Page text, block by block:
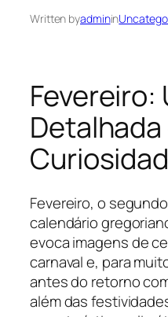
Written byadminin
Fevereiro:
Fevereiro, o
calendário
evoca imagens de
carnaval e, para
antes do retorno
além das